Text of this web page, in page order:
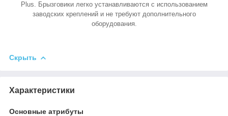
Plus. Брызговики легко устанавливаются с использованием
заводских креплений и не требуют дополнительного
оборудования.
Скрыть
Характеристики
Основные атрибуты